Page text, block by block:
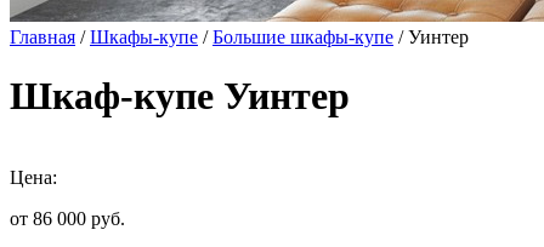
Главная /Шкафы-купе /Большие шкафы-купе / Уинтер
Шкаф-купе Уинтер
Цена:
от 86 000 руб.